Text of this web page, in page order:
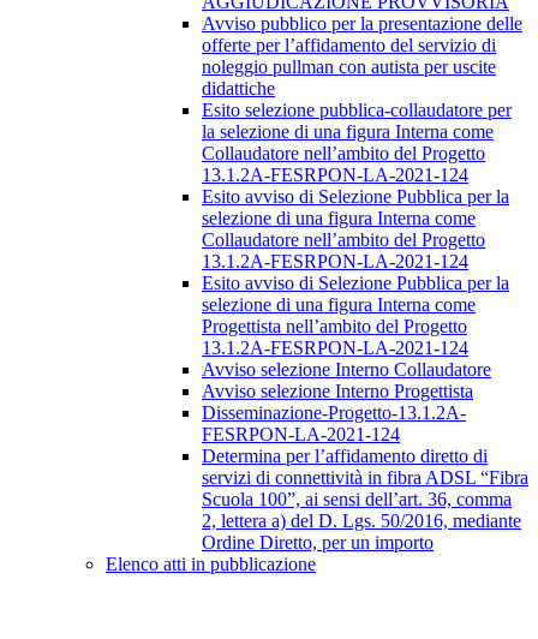
Avviso pubblico per la presentazione delle
offerte per l’affidamento del servizio di
noleggio pullman con autista per uscite
didattiche
Esito selezione pubblica-collaudatore per
la selezione di una figura Interna come
Collaudatore nell’ambito del Progetto
13.1.2A-FESRPON-LA-2021-124
Esito avviso di Selezione Pubblica per la
selezione di una figura Interna come
Collaudatore nell’ambito del Progetto
13.1.2A-FESRPON-LA-2021-124
Esito avviso di Selezione Pubblica per la
selezione di una figura Interna come
Progettista nell’ambito del Progetto
13.1.2A-FESRPON-LA-2021-124
Avviso selezione Interno Collaudatore
Avviso selezione Interno Progettista
Disseminazione-Progetto-13.1.2A-
FESRPON-LA-2021-124
Determina per l’affidamento diretto di
servizi di connettività in fibra ADSL “Fibra
Scuola 100”, ai sensi dell’art. 36, comma
2, lettera a) del D. Lgs. 50/2016, mediante
Ordine Diretto, per un importo
Elenco atti in pubblicazione